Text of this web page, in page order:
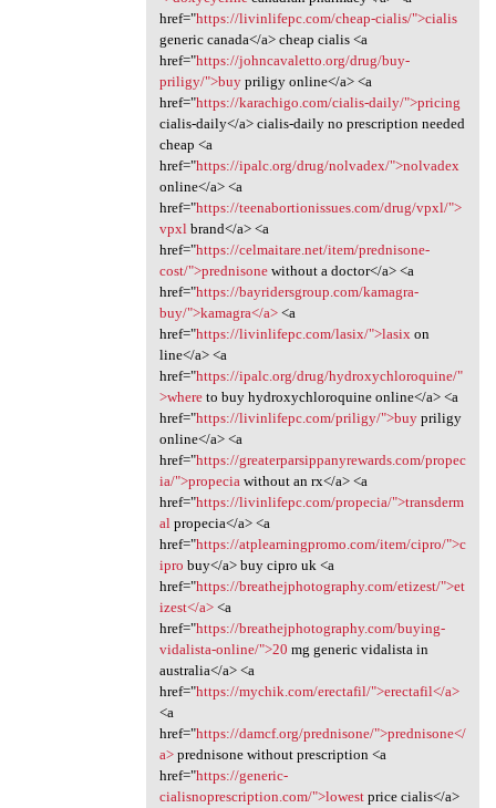
href="https://livinlifepc.com/cheap-cialis/">cialis
generic canada</a> cheap cialis <a
href="https://johncavaletto.org/drug/buy-
priligy/">buypriligy online</a> <a
href="https://karachigo.com/cialis-daily/">pricing
cialis-daily</a> cialis-daily no prescription needed
cheap <a
href="https://ipalc.org/drug/nolvadex/">nolvadex
online</a> <a
href="https://teenabortionissues.com/drug/vpxl/">
vpxlbrand</a> <a
href="https://celmaitare.net/item/prednisone-
cost/">prednisonewithout a doctor</a> <a
href="https://bayridersgroup.com/kamagra-
buy/">kamagra</a><a
href="https://livinlifepc.com/lasix/">lasixon
line</a> <a
href="https://ipalc.org/drug/hydroxychloroquine/"
>whereto buy hydroxychloroquine online</a> <a
href="https://livinlifepc.com/priligy/">buypriligy
online</a> <a
href="https://greaterparsippanyrewards.com/propec
ia/">propeciawithout an rx</a> <a
href="https://livinlifepc.com/propecia/">transderm
alpropecia</a> <a
href="https://atplearningpromo.com/item/cipro/">c
ipro buy</a> buy cipro uk <a
href="https://breathejphotography.com/etizest/">et
izest</a><a
href="https://breathejphotography.com/buying-
vidalista-online/">20 mg generic vidalista in
australia</a> <a
href="https://mychik.com/erectafil/">erectafil</a>
<a
href="https://damcf.org/prednisone/">prednisone</
a>prednisone without prescription <a
href="https://generic-
cialisnoprescription.com/">lowestprice cialis</a>